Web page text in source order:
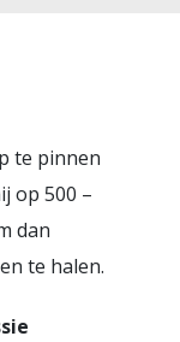
te pinnen
op 500 –
dan
te halen.